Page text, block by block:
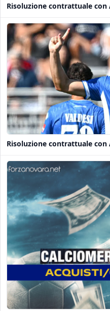
Risoluzione contrattuale con
Risoluzione contrattuale con